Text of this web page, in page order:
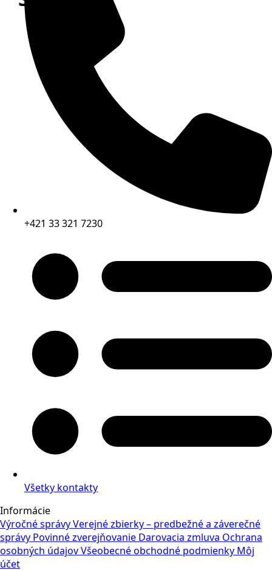
+421 33 321 7230
Všetky kontakty
Informácie
Výročné správyVerejné zbierky – predbežné a záverečné
správy Povinné zverejňovanie Darovacia zmluva Ochrana
osobných údajovVšeobecné obchodné podmienky Môj
účet